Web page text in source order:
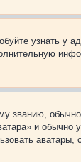
узнать у
званию,
и обычно